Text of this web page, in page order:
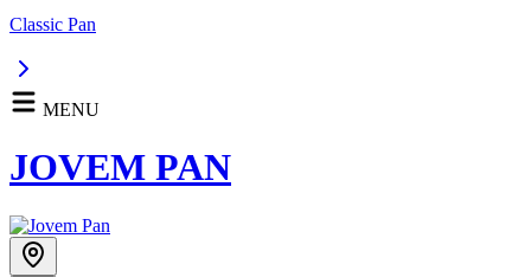
Classic Pan
MENU
JOVEM PAN